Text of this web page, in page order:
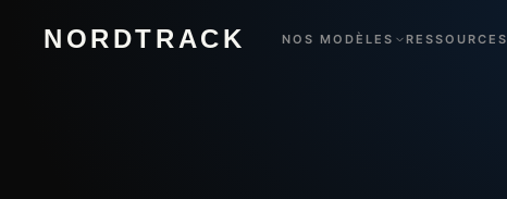
NORDTRACK NOS MODÈLES RESSOURCES